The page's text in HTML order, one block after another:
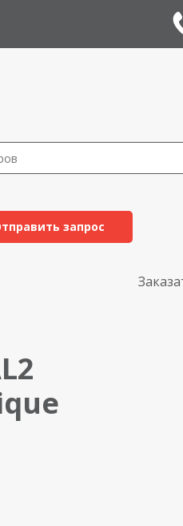
запрос